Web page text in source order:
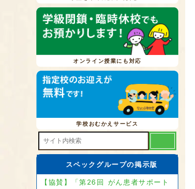
オンライン授業にも対応
学校おむかえサービス
スペックグループの掲示版
【協賛】「第26回 がん患者サポート